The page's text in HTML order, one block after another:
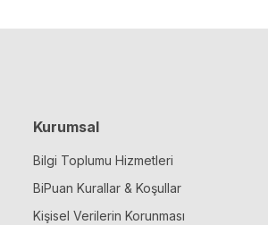
Kurumsal
Bilgi Toplumu Hizmetleri
BiPuan Kurallar & Koşullar
Kişisel Verilerin Korunması